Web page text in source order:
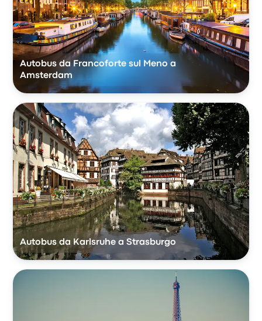
Autobus da Francoforte sul Meno a
Amsterdam
Autobus da Karlsruhe a Strasburgo